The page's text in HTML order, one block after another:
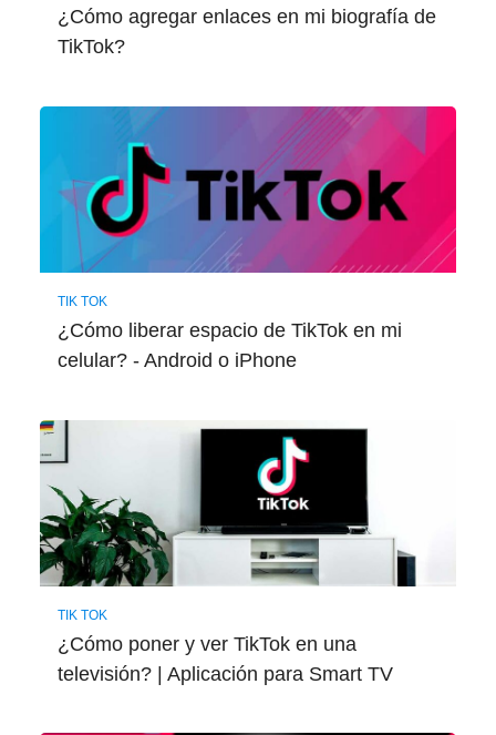
¿Cómo agregar enlaces en mi biografía de
TikTok?
TIK TOK
¿Cómo liberar espacio de TikTok en mi
celular? - Android o iPhone
TIK TOK
¿Cómo poner y ver TikTok en una
televisión? | Aplicación para Smart TV